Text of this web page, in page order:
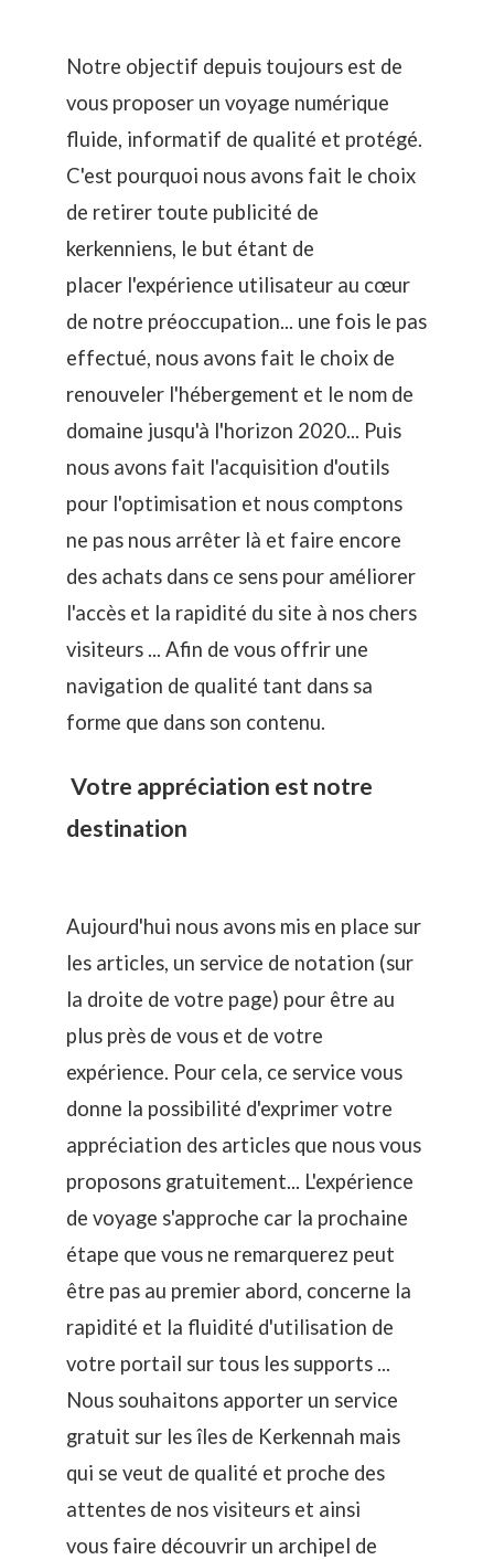
Notre objectif depuis toujours est de
vous proposer un voyage numérique
fluide, informatif de qualité et protégé.
C'est pourquoi nous avons fait le choix
de retirer toute publicité de
kerkenniens, le but étant de
placer l'expérience utilisateur au cœur
de notre préoccupation... une fois le pas
effectué, nous avons fait le choix de
renouveler l'hébergement et le nom de
domaine jusqu'à l'horizon 2020... Puis
nous avons fait l'acquisition d'outils
pour l'optimisation et nous comptons
ne pas nous arrêter là et faire encore
des achats dans ce sens pour améliorer
l'accès et la rapidité du site à nos chers
visiteurs ... Afin de vous offrir une
navigation de qualité tant dans sa
forme que dans son contenu.
Votre appréciation est notre
destination
Aujourd'hui nous avons mis en place sur
les articles, un service de notation (sur
la droite de votre page) pour être au
plus près de vous et de votre
expérience. Pour cela, ce service vous
donne la possibilité d'exprimer votre
appréciation des articles que nous vous
proposons gratuitement... L'expérience
de voyage s'approche car la prochaine
étape que vous ne remarquerez peut
être pas au premier abord, concerne la
rapidité et la fluidité d'utilisation de
votre portail sur tous les supports ...
Nous souhaitons apporter un service
gratuit sur les îles de Kerkennah mais
qui se veut de qualité et proche des
attentes de nos visiteurs et ainsi
vous faire découvrir un archipel de